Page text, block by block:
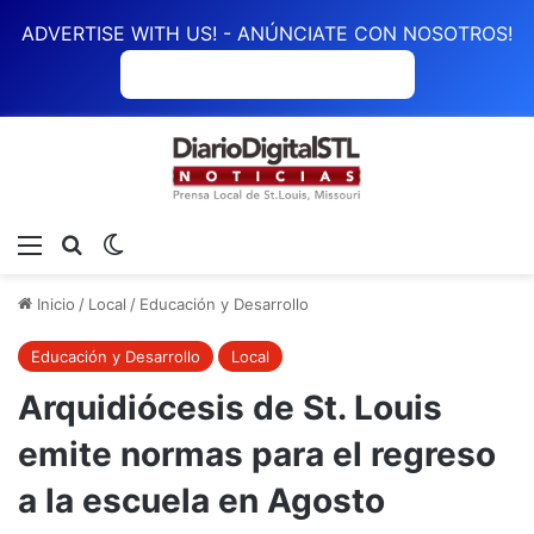
ADVERTISE WITH US! - ANÚNCIATE CON NOSOTROS!
Menú Buscar
Inicio / Local / Educación y Desarrollo
Educación y Desarrollo Local
Arquidiócesis de St. Louis
emite normas para el regreso
a la escuela en Agosto